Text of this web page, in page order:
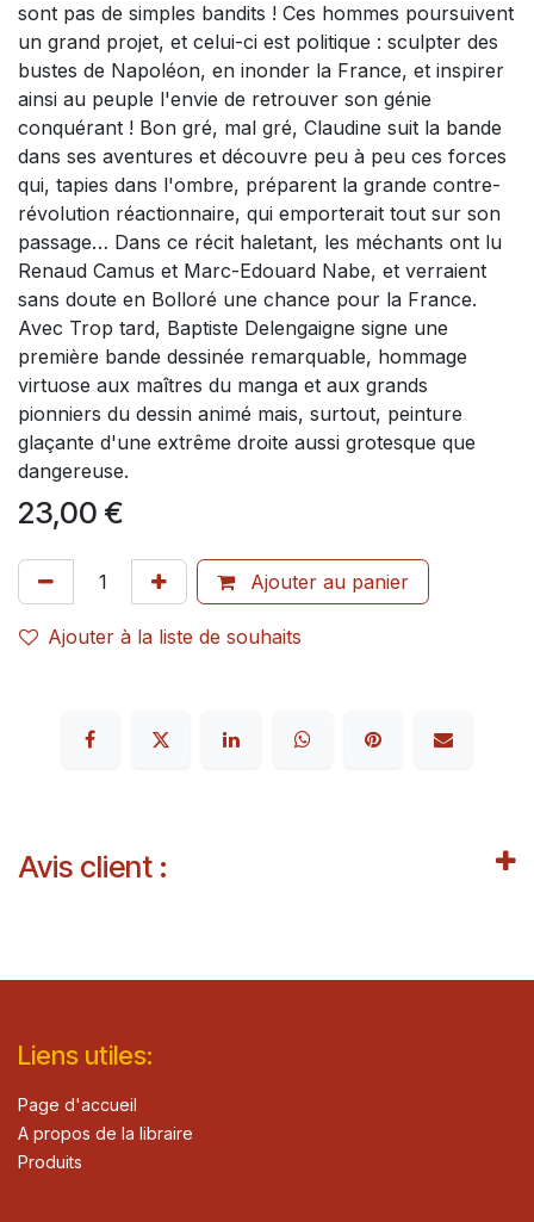
sont pas de simples bandits ! Ces hommes poursuivent
un grand projet, et celui-ci est politique : sculpter des
bustes de Napoléon, en inonder la France, et inspirer
ainsi au peuple l'envie de retrouver son génie
conquérant ! Bon gré, mal gré, Claudine suit la bande
dans ses aventures et découvre peu à peu ces forces
qui, tapies dans l'ombre, préparent la grande contre-
révolution réactionnaire, qui emporterait tout sur son
passage… Dans ce récit haletant, les méchants ont lu
Renaud Camus et Marc-Edouard Nabe, et verraient
sans doute en Bolloré une chance pour la France.
Avec Trop tard, Baptiste Delengaigne signe une
première bande dessinée remarquable, hommage
virtuose aux maîtres du manga et aux grands
pionniers du dessin animé mais, surtout, peinture
glaçante d'une extrême droite aussi grotesque que
dangereuse.
23,00 €
Ajouter au panier
Ajouter à la liste de souhaits
Avis client :
Lie​ns utiles:
Page d'accueil
A propos de la libraire
Produits